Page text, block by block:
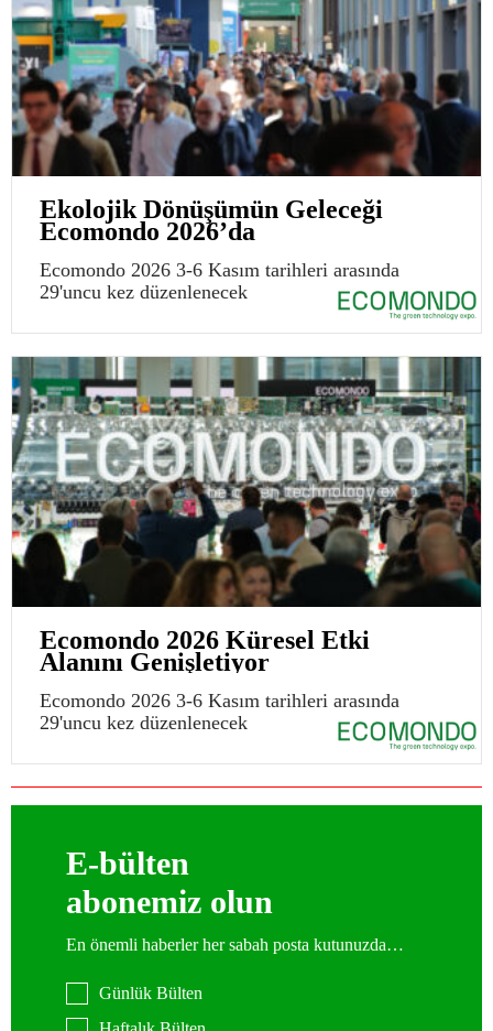
Ekolojik Dönüşümün Geleceği
Ecomondo 2026’da
Ecomondo 2026 3-6 Kasım tarihleri arasında
29'uncu kez düzenlenecek
Ecomondo 2026 Küresel Etki
Alanını Genişletiyor
Ecomondo 2026 3-6 Kasım tarihleri arasında
29'uncu kez düzenlenecek
E-bülten
abonemiz olun
En önemli haberler her sabah posta kutunuzda…
Günlük Bülten